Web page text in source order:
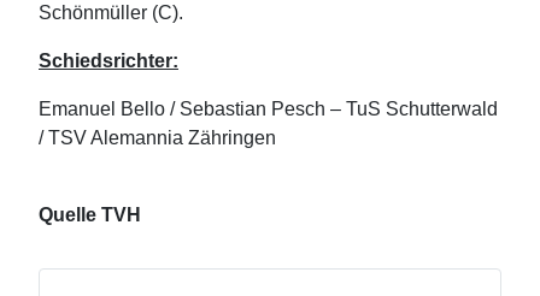
Schönmüller (C).
Schiedsrichter:
Emanuel Bello / Sebastian Pesch – TuS Schutterwald
/ TSV Alemannia Zähringen
Quelle TVH